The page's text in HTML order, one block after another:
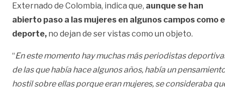
Externado de Colombia, indica que, aunque se han
abierto paso a las mujeres en algunos campos como
deporte, no dejan de ser vistas como un objeto.
“En este momento hay muchas más periodistas
de las que había hace algunos años, había un
hostil sobre ellas porque eran mujeres, se consideraba